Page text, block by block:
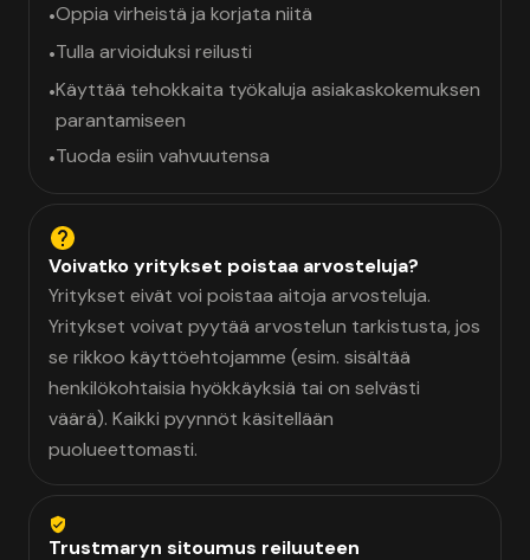
•Oppia virheistä ja korjata niitä
•Tulla arvioiduksi reilusti
•Käyttää tehokkaita työkaluja asiakaskokemuksen
parantamiseen
•Tuoda esiin vahvuutensa
Voivatko yritykset poistaa arvosteluja?
Yritykset eivät voi poistaa aitoja arvosteluja.
Yritykset voivat pyytää arvostelun tarkistusta, jos
se rikkoo käyttöehtojamme (esim. sisältää
henkilökohtaisia hyökkäyksiä tai on selvästi
väärä). Kaikki pyynnöt käsitellään
puolueettomasti.
Trustmaryn sitoumus reiluuteen